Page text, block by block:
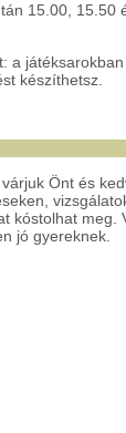
15.00, 15.50
a
készíthetsz.
Önt és
kóstolhat meg.
jó gyereknek.